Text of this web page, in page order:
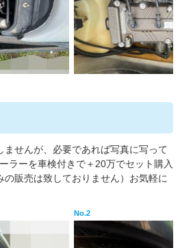
ませんが、必要であれば写真に写って
ラーを車検付きで＋20万でセット購入
販売は致しておりません）お気軽に
No.2